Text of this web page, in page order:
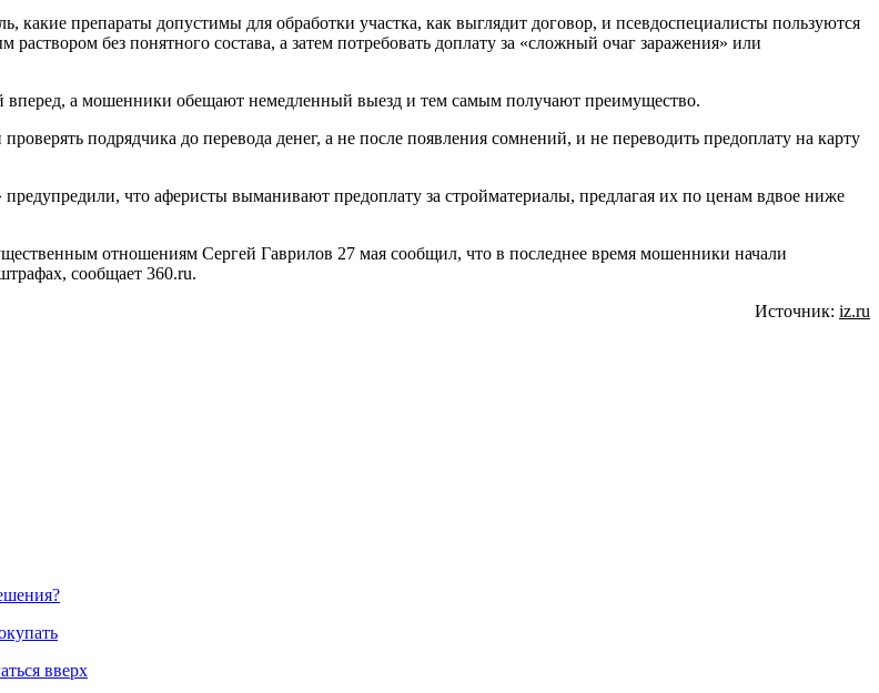
какие препараты допустимы для обработки участка, как выглядит договор, и псевдоспециалисты пользуются
без понятного состава, а затем потребовать доплату за «сложный очаг заражения» или
вперед, а мошенники обещают немедленный выезд и тем самым получают преимущество.
подрядчика до перевода денег, а не после появления сомнений, и не переводить предоплату на карту
что аферисты выманивают предоплату за стройматериалы, предлагая их по ценам вдвое ниже
отношениям Сергей Гаврилов 27 мая сообщил, что в последнее время мошенники начали
сообщает 360.ru.
Источник: iz.ru
вверх